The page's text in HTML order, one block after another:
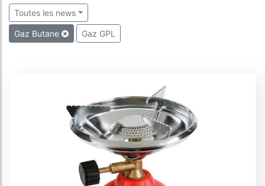
Toutes les news
Gaz Butane Gaz GPL